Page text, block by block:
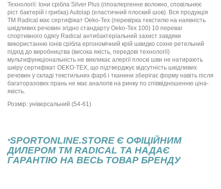
Технології: Іони срібла Silver Plus (гіпоалергенне волокно, сповільнює
ріст бактерій і грибка) Autolap (еластичний плоский шов). Вся продукція
ТМ Radical має сертифікат Oeko-Tex (перевірка текстилю на наявність
шкідливих речовин згідно стандарту Oeko-Tex 100) 10 переваг
спортивного одягу Radical антибактеріальний захист завдяки
використанню іонів срібла ергономічний крій швидко сохне ретельний
підхід до виробництва (висока якість, передові технології)
мультифункціональність не викликає алергії плоскі шви не натирають
шкіру сертифікат OEKO-TEX, що підтверджує відсутність шкідливих
речовин у складі текстильних фарб і тканини зберігає форму навіть після
багаторазових прань не має аналогів на ринку по співвідношенню ціна-
якість.
Розмір: універсальний (54-61)
*SPORTONLINE.STORE Є ОФІЦІЙНИМ
ДИЛЕРОМ ТМ RADICAL ТА НАДАЄ
ГАРАНТІЮ НА ВЕСЬ ТОВАР БРЕНДУ